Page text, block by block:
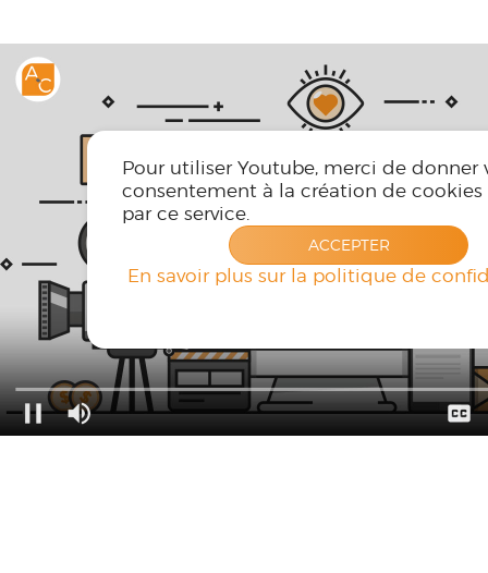
Pour utiliser Youtube, merci de donner
consentement à la création de cookies
par ce service.
ACCEPTER
En savoir plus sur la politique de